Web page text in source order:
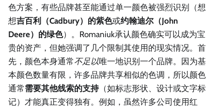
色方案，有些品牌甚至能通过单一颜色被强烈识别（想
想吉百利（Cadbury）的紫色或约翰迪尔（John
Deere）的绿色）。Romaniuk承认颜色确实可以成为宝
贵的资产，但她强调了几个限制其使用的现实情况。首
先，颜色本身通常不足以唯一地识别一个品牌。因为基
本颜色数量有限，许多品牌共享相似的色调，所以颜色
通常需要其他线索的支持（如标志形状、设计或文字标
记）才能真正变得独有。例如，虽然许多公司使用红